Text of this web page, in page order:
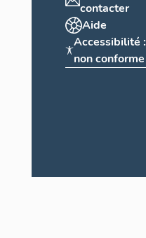
contacter
Aide
Accessibilité :
non conforme